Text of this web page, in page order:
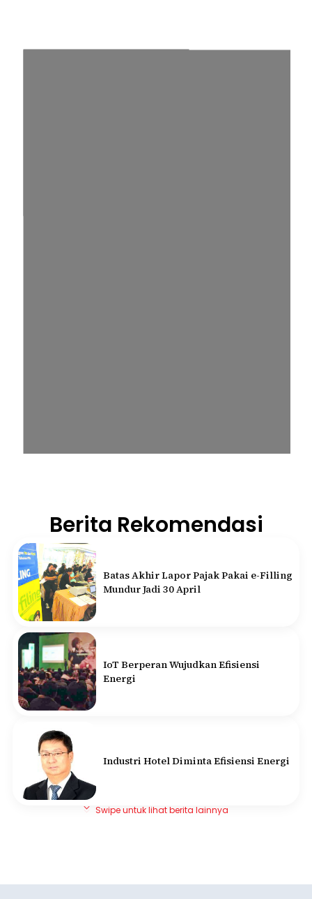
Berita Rekomendasi
Batas Akhir Lapor Pajak Pakai e-Filling
Mundur Jadi 30 April
IoT Berperan Wujudkan Efisiensi
Energi
Industri Hotel Diminta Efisiensi Energi
Swipe untuk lihat berita lainnya